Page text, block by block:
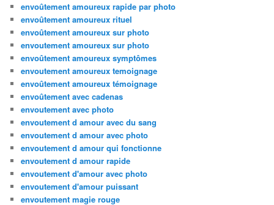
envoûtement amoureux rapide par photo
envoûtement amoureux rituel
envoûtement amoureux sur photo
envoutement amoureux sur photo
envoûtement amoureux symptômes
envoutement amoureux temoignage
envoûtement amoureux témoignage
envoûtement avec cadenas
envoutement avec photo
envoutement d amour avec du sang
envoutement d amour avec photo
envoutement d amour qui fonctionne
envoutement d amour rapide
envoutement d'amour avec photo
envoutement d'amour puissant
envoutement magie rouge